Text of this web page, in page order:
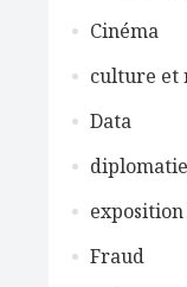
Cinéma
culture et
Data
exposition
Fraud